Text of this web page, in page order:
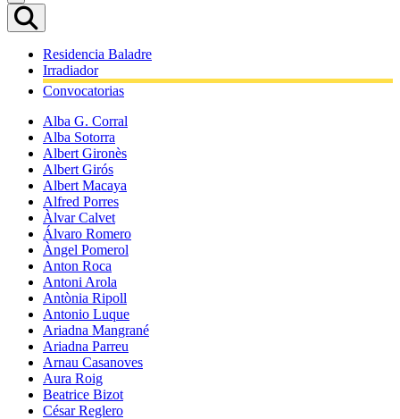
Residencia Baladre
Irradiador
Convocatorias
Alba G. Corral
Alba Sotorra
Albert Gironès
Albert Girós
Albert Macaya
Alfred Porres
Àlvar Calvet
Álvaro Romero
Àngel Pomerol
Anton Roca
Antoni Arola
Antònia Ripoll
Antonio Luque
Ariadna Mangrané
Ariadna Parreu
Arnau Casanoves
Aura Roig
Beatrice Bizot
César Reglero